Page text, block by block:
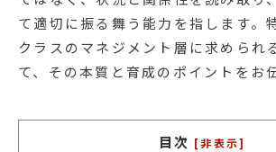
て適切に振る舞う能力を指します。
クラスのマネジメント層に求められ
て、その本質と育成のポイントをお
目次 [非表示]